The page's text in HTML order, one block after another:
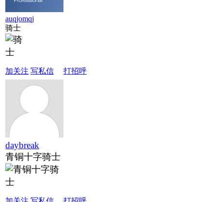
auqjomqj
骑士
加关注 写私信 打招呼
daybreak
青铜十字骑士